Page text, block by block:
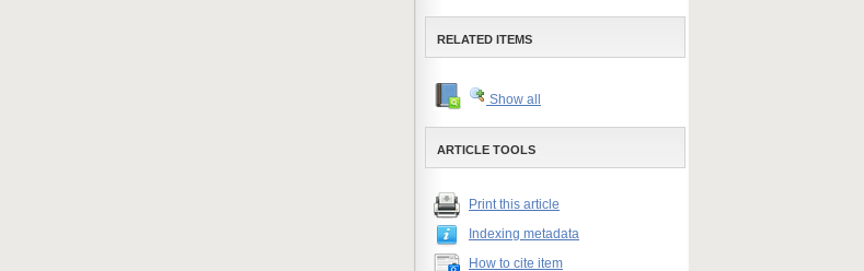
RELATED ITEMS
Show all
ARTICLE TOOLS
Print this article
Indexing metadata
How to cite item